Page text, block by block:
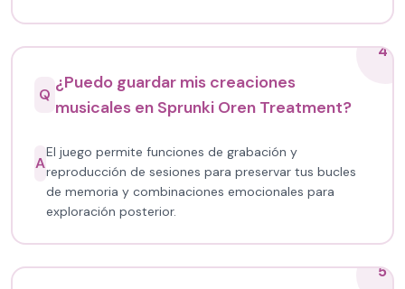
4
Q
¿Puedo guardar mis creaciones
musicales en Sprunki Oren Treatment?
A
El juego permite funciones de grabación y
reproducción de sesiones para preservar tus bucles
de memoria y combinaciones emocionales para
exploración posterior.
5